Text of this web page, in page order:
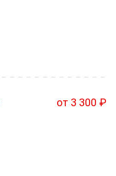
от 3 300 ₽